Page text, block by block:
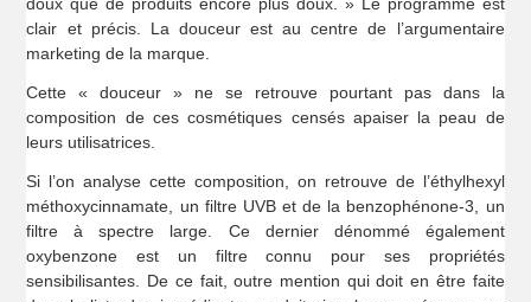
clair et précis. La douceur est au centre de l’argumentaire
marketing de la marque.
Cette « douceur » ne se retrouve pourtant pas dans la
composition de ces cosmétiques censés apaiser la peau de
leurs utilisatrices.
Si l’on analyse cette composition, on retrouve de l’éthylhexyl
méthoxycinnamate, un filtre UVB et de la benzophénone-3, un
filtre à spectre large. Ce dernier dénommé également
oxybenzone est un filtre connu pour ses propriétés
sensibilisantes. De ce fait, outre mention qui doit en être faite